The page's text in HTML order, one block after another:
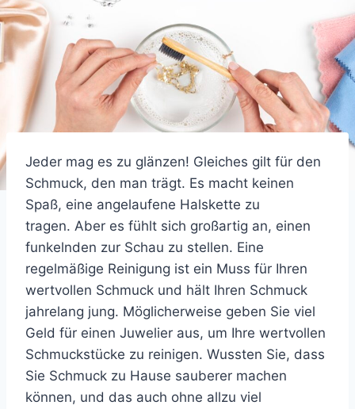
Jeder mag es zu glänzen! Gleiches gilt für den
Schmuck, den man trägt. Es macht keinen
Spaß, eine angelaufene Halskette zu
tragen. Aber es fühlt sich großartig an, einen
funkelnden zur Schau zu stellen. Eine
regelmäßige Reinigung ist ein Muss für Ihren
wertvollen Schmuck und hält Ihren Schmuck
jahrelang jung. Möglicherweise geben Sie viel
Geld für einen Juwelier aus, um Ihre wertvollen
Schmuckstücke zu reinigen. Wussten Sie, dass
Sie Schmuck zu Hause sauberer machen
können, und das auch ohne allzu viel